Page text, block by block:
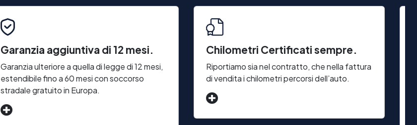
Garanzia aggiuntiva di 12 mesi.
Garanzia ulteriore a quella di legge di 12 mesi,
estendibile fino a 60 mesi con soccorso
stradale gratuito in Europa.
Chilometri Certificati sempre.
Riportiamo sia nel contratto, che nella fattura
di vendita i chilometri percorsi dell’auto.